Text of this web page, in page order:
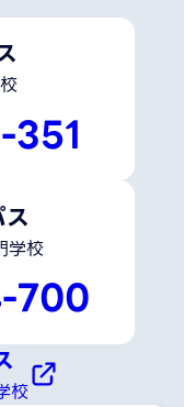
学校
700
校